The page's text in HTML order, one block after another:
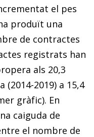
el pes
produït una
de contractes
registrats han
als 20,3
(2014-2019) a 15,4
gràfic). En
caiguda de
el nombre de